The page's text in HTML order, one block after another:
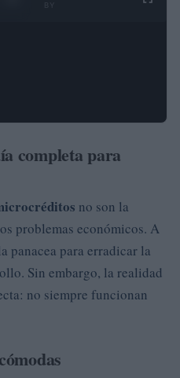
completa para
no son la
problemas económicos. A
panacea para erradicar la
Sin embargo, la realidad
no siempre funcionan